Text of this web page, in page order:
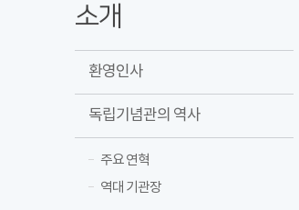
소개
환영인사
독립기념관의 역사
주요 연혁
역대 기관장